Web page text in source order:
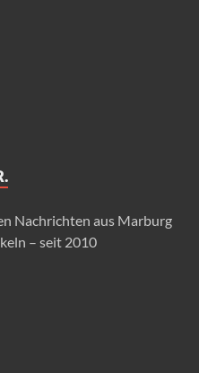
Nachrichten aus Marburg
– seit 2010